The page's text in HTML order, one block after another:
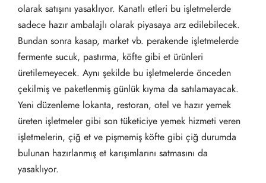
olarak satışını yasaklıyor. Kanatlı etleri bu işletmelerde
sadece hazır ambalajlı olarak piyasaya arz edilebilecek.
Bundan sonra kasap, market vb. perakende işletmelerde
fermente sucuk, pastırma, köfte gibi et ürünleri
üretilemeyecek. Aynı şekilde bu işletmelerde önceden
çekilmiş ve paketlenmiş günlük kıyma da satılamayacak.
Yeni düzenleme lokanta, restoran, otel ve hazır yemek
üreten işletmeler gibi son tüketiciye yemek hizmeti veren
işletmelerin, çiğ et ve pişmemiş köfte gibi çiğ durumda
bulunan hazırlanmış et karışımlarını satmasını da
yasaklıyor.